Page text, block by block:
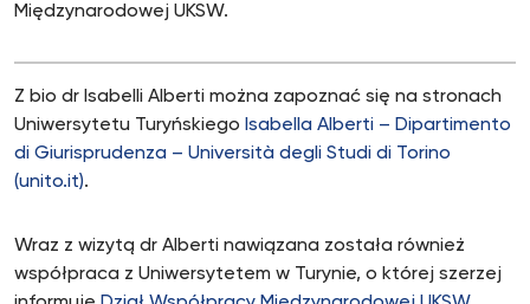
Międzynarodowej UKSW.
Z bio dr Isabelli Alberti można zapoznać się na stronach
Uniwersytetu Turyńskiego Isabella Alberti – Dipartimento
di Giurisprudenza – Università degli Studi di Torino
(unito.it).
Wraz z wizytą dr Alberti nawiązana została również
współpraca z Uniwersytetem w Turynie, o której szerzej